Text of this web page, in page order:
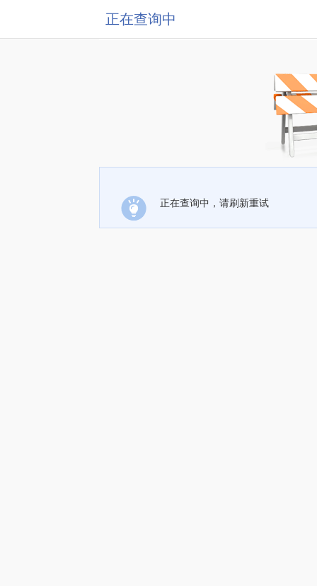
正在查询中
正在查询中，请刷新重试